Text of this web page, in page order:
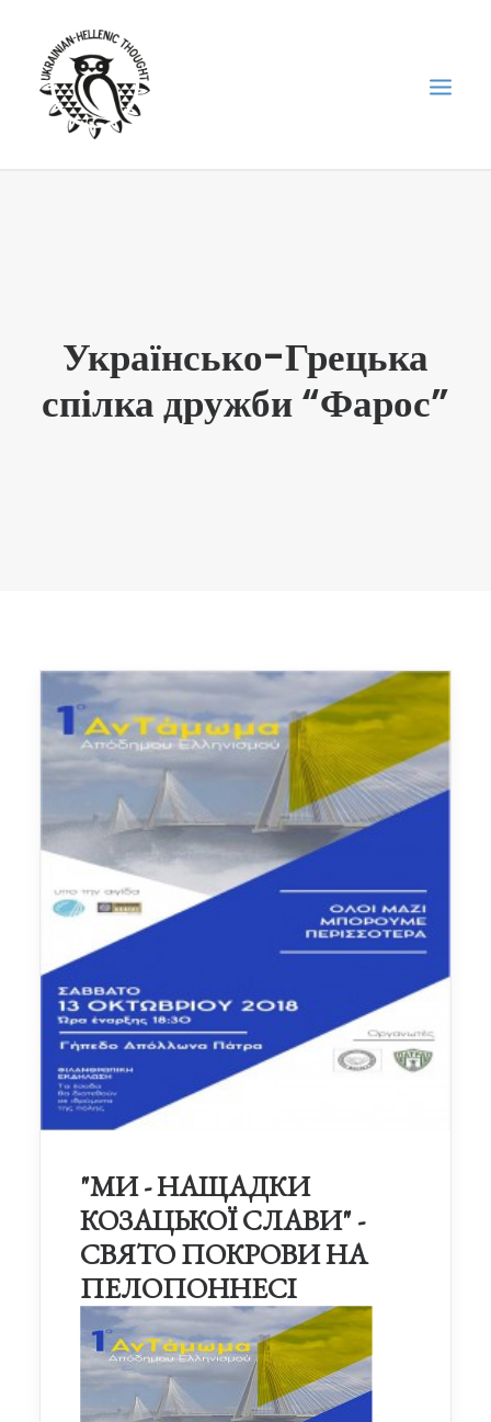
ПРО НАС
“ВІСНИК”/”ΑΓΓΕΛΙΑΦΌΡΟΣ”
Українсько-Грецька
спілка дружби “Фарос”
"МИ - НАЩАДКИ
КОЗАЦЬКОЇ СЛАВИ" -
СВЯТО ПОКРОВИ НА
ПЕЛОПОННЕСІ